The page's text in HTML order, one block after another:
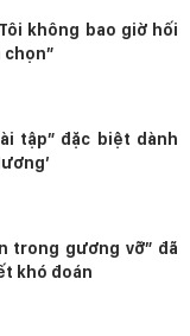
không bao giờ hối
chọn”
tập” đặc biệt dành
trong gương vỡ” đã
khó đoán